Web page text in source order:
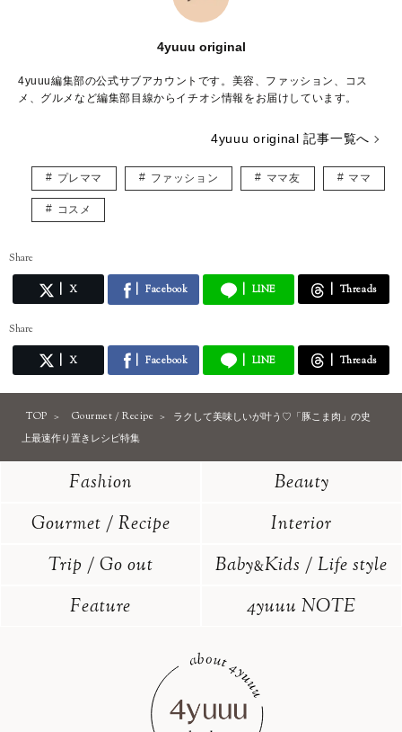
4yuuu original
4yuuu編集部の公式サブアカウントです。美容、ファッション、コス
メ、グルメなど編集部目線からイチオシ情報をお届けしています。
4yuuu original 記事一覧へ
プレママ ファッション ママ友 ママ
コスメ
Share
X Facebook LINE Threads
Share
X Facebook LINE Threads
TOP Gourmet / Recipe
ラクして美味しいが叶う♡「豚こま肉」の史
上最速作り置きレシピ特集
Fashion
Beauty
Gourmet / Recipe
Interior
Trip / Go out
Baby&Kids / Life style
Feature
4yuuu NOTE